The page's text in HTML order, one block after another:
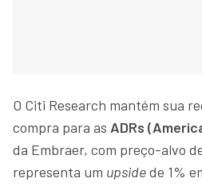
O Citi Research mantém sua
compra para as ADRs
da Embraer, com preço-alvo
representa um upsidede 1%